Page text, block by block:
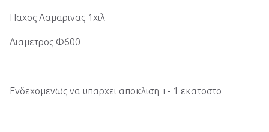
Παχος Λαμαρινας 1χιλ
Διαμετρος Φ600
Ενδεχομενως να υπαρχει αποκλιση +- 1 εκατοστο